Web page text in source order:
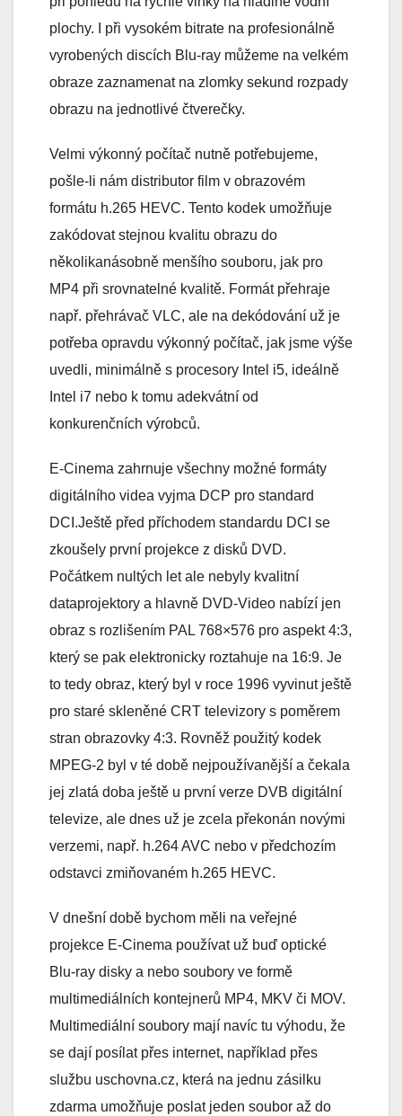
plochy. I při vysokém bitrate na profesionálně
vyrobených discích Blu-ray můžeme na velkém
obraze zaznamenat na zlomky sekund rozpady
obrazu na jednotlivé čtverečky.
Velmi výkonný počítač nutně potřebujeme,
pošle-li nám distributor film v obrazovém
formátu h.265 HEVC. Tento kodek umožňuje
zakódovat stejnou kvalitu obrazu do
několikanásobně menšího souboru, jak pro
MP4 při srovnatelné kvalitě. Formát přehraje
např. přehrávač VLC, ale na dekódování už je
potřeba opravdu výkonný počítač, jak jsme výše
uvedli, minimálně s procesory Intel i5, ideálně
Intel i7 nebo k tomu adekvátní od
konkurenčních výrobců.
E-Cinema zahrnuje všechny možné formáty
digitálního videa vyjma DCP pro standard
DCI.Ještě před příchodem standardu DCI se
zkoušely první projekce z disků DVD.
Počátkem nultých let ale nebyly kvalitní
dataprojektory a hlavně DVD-Video nabízí jen
obraz s rozlišením PAL 768×576 pro aspekt 4:3,
který se pak elektronicky roztahuje na 16:9. Je
to tedy obraz, který byl v roce 1996 vyvinut ještě
pro staré skleněné CRT televizory s poměrem
stran obrazovky 4:3. Rovněž použitý kodek
MPEG-2 byl v té době nejpoužívanější a čekala
jej zlatá doba ještě u první verze DVB digitální
televize, ale dnes už je zcela překonán novými
verzemi, např. h.264 AVC nebo v předchozím
odstavci zmiňovaném h.265 HEVC.
V dnešní době bychom měli na veřejné
projekce E-Cinema používat už buď optické
Blu-ray disky a nebo soubory ve formě
multimediálních kontejnerů MP4, MKV či MOV.
Multimediální soubory mají navíc tu výhodu, že
se dají posílat přes internet, například přes
službu uschovna.cz, která na jednu zásilku
zdarma umožňuje poslat jeden soubor až do